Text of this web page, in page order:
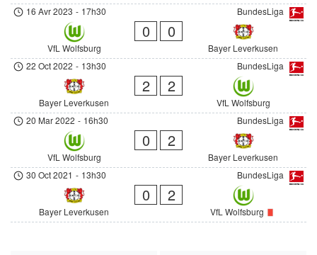
BundesLiga
16 Avr 2023 - 17h30
VfL Wolfsburg
0 0
Bayer Leverkusen
BundesLiga
22 Oct 2022 - 13h30
Bayer Leverkusen
2 2
VfL Wolfsburg
BundesLiga
20 Mar 2022 - 16h30
VfL Wolfsburg
0 2
Bayer Leverkusen
BundesLiga
30 Oct 2021 - 13h30
Bayer Leverkusen
0 2
VfL Wolfsburg